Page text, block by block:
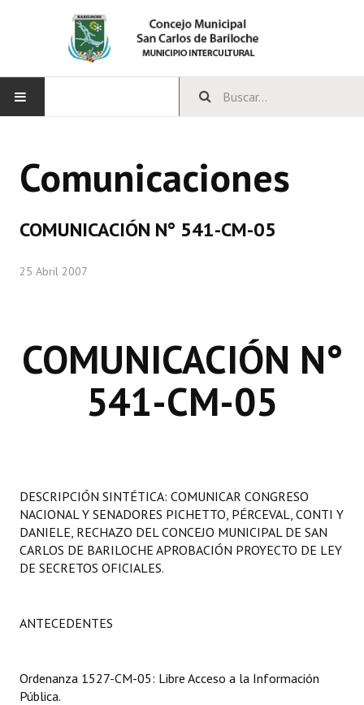
CONCEJO
Concejales Mandato Cumplido
LEGISLACIÓN
Constitución Provincial
Carta Orgánica 2007
Reglamento Interno
Organigrama
Informes de Gestión
Comunicaciones
COMUNICACIÓN N° 541-CM-05
25 Abril 2007
COMUNICACIÓN N°
541-CM-05
DESCRIPCIÓN SINTÉTICA: COMUNICAR CONGRESO
NACIONAL Y SENADORES PICHETTO, PÉRCEVAL, CONTI Y
DANIELE, RECHAZO DEL CONCEJO MUNICIPAL DE SAN
CARLOS DE BARILOCHE APROBACIÓN PROYECTO DE LEY
DE SECRETOS OFICIALES.
ANTECEDENTES
Ordenanza 1527-CM-05: Libre Acceso a la Información
Pública.